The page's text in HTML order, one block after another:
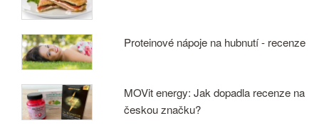
Proteinové nápoje na hubnutí - recenze
MOVit energy: Jak dopadla recenze na
českou značku?